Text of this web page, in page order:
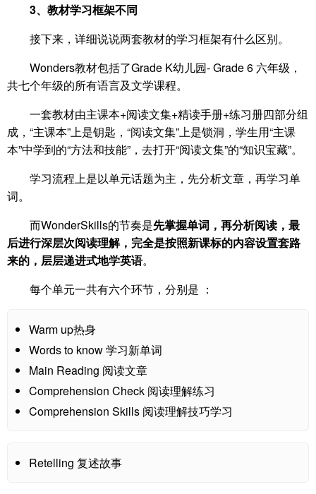
3、教材学习框架不同
接下来，详细说说两套教材的学习框架有什么区别。
Wonders教材包括了Grade K幼儿园- Grade 6 六年级，
共七个年级的所有语言及文学课程。
一套教材由主课本+阅读文集+精读手册+练习册四部分组
成，“主课本”上是钥匙，“阅读文集”上是锁洞，学生用“主课
本”中学到的“方法和技能”，去打开“阅读文集”的“知识宝藏”。
学习流程上是以单元话题为主，先分析文章，再学习单
词。
而WonderSkills的节奏是先掌握单词，再分析阅读，最
后进行深层次阅读理解，完全是按照新课标的内容设置套路
来的，层层递进式地学英语。
每个单元一共有六个环节，分别是 ：
Warm up热身
Words to know 学习新单词
Main Reading 阅读文章
Comprehension Check 阅读理解练习
Comprehension Skills 阅读理解技巧学习
Retelling 复述故事